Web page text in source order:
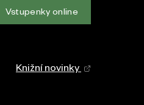
Vstupenky online
Knižní novinky